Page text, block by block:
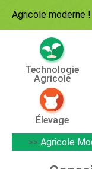
Agricole moderne !
Technologie
Agricole
Élevage
>> Agricole